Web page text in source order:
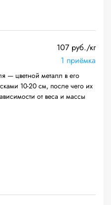
107 руб./кг
1 приёмка
— цветной металл в его
10-20 см, после чего их
от веса и массы